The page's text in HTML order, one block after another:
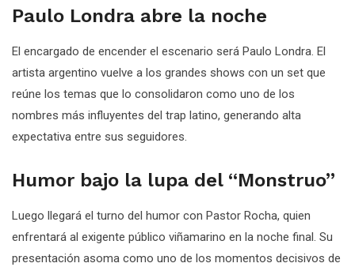
Paulo Londra abre la noche
El encargado de encender el escenario será Paulo Londra. El
artista argentino vuelve a los grandes shows con un set que
reúne los temas que lo consolidaron como uno de los
nombres más influyentes del trap latino, generando alta
expectativa entre sus seguidores.
Humor bajo la lupa del “Monstruo”
Luego llegará el turno del humor con Pastor Rocha, quien
enfrentará al exigente público viñamarino en la noche final. Su
presentación asoma como uno de los momentos decisivos de